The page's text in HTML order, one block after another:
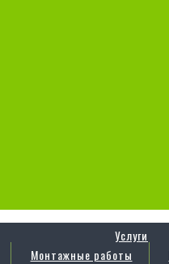
Услуги
Монтажные работы